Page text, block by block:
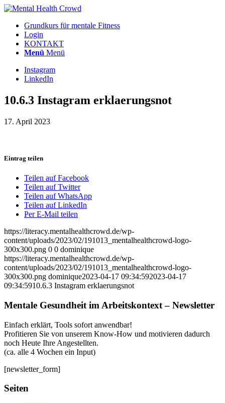
Grundkurs für mentale Fitness
Login
KONTAKT
Menü Menü
Instagram
LinkedIn
10.6.3 Instagram erklaerungsnot
17. April 2023
Eintrag teilen
Teilen auf Facebook
Teilen auf Twitter
Teilen auf WhatsApp
Teilen auf LinkedIn
Per E-Mail teilen
https://literacy.mentalhealthcrowd.de/wp-
content/uploads/2023/02/191013_mentalhealthcrowd-logo-
300x300.png 0 0 dominique
https://literacy.mentalhealthcrowd.de/wp-
content/uploads/2023/02/191013_mentalhealthcrowd-logo-
300x300.png dominique2023-04-17 09:34:592023-04-17
09:34:5910.6.3 Instagram erklaerungsnot
Mentale Gesundheit im Arbeitskontext – Newsletter
Einfach erklärt, Tools sofort anwendbar!
Profitieren Sie von unserem Know-How und motivieren dadurch
noch Heute Ihre Angestellten.
(ca. alle 4 Wochen ein Input)
[newsletter_form]
Seiten